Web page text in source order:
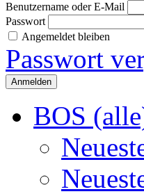
Benutzername oder E-Mail
Passwort
Angemeldet bleiben
Passwort
BOS